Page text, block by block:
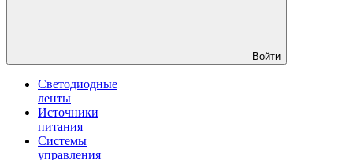
Войти
Светодиодные
ленты
Источники
питания
Системы
управления